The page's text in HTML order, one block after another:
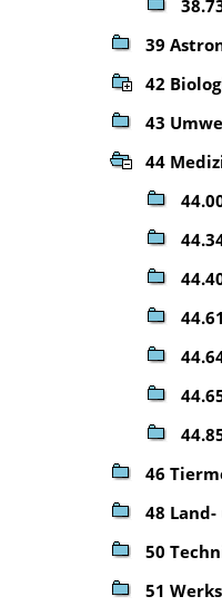
39
42
43
44
46
48
50
51